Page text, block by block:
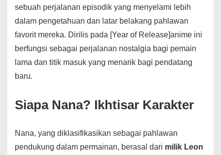
sebuah perjalanan episodik yang menyelami lebih
dalam pengetahuan dan latar belakang pahlawan
favorit mereka. Dirilis pada [Year of Release]anime ini
berfungsi sebagai perjalanan nostalgia bagi pemain
lama dan titik masuk yang menarik bagi pendatang
baru.
Siapa Nana? Ikhtisar Karakter
Nana, yang diklasifikasikan sebagai pahlawan
pendukung dalam permainan, berasal dari milik Leon